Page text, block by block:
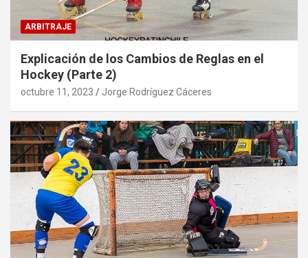
ARBITRAJE
Explicación de los Cambios de Reglas en el
Hockey (Parte 2)
octubre 11, 2023 Jorge Rodríguez Cáceres